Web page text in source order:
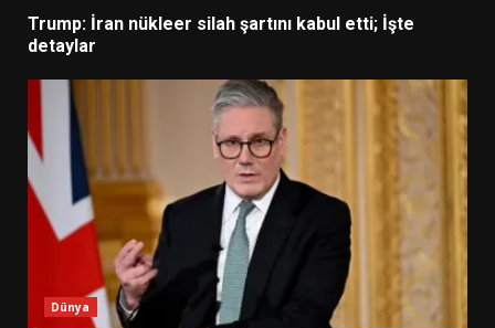
Trump: İran nükleer silah şartını kabul etti; İşte
detaylar
Dünya